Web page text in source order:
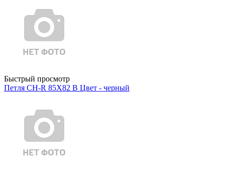
Быстрый просмотр
Петля CH-R 85X82 B Цвет - черный